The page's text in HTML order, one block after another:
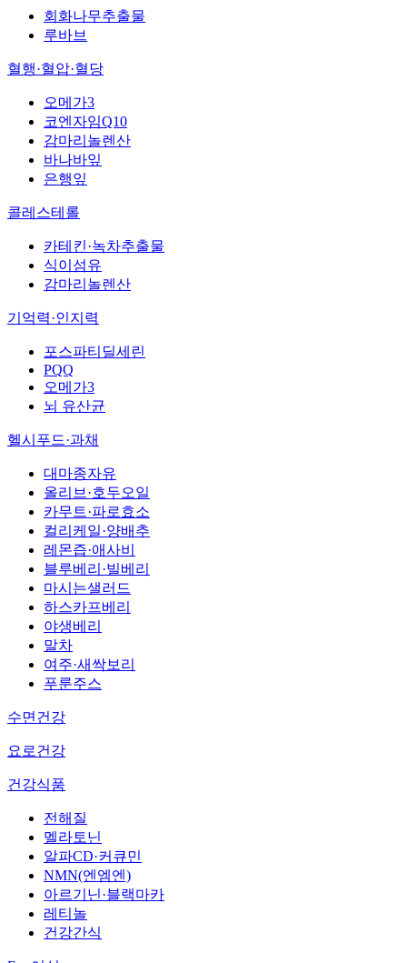
회화나무추출물
루바브
혈행·혈압·혈당
오메가3
코엔자임Q10
감마리놀렌산
바나바잎
은행잎
콜레스테롤
카테킨·녹차추출물
식이섬유
감마리놀렌산
기억력·인지력
포스파티딜세린
PQQ
오메가3
뇌 유산균
헬시푸드·과채
대마종자유
올리브·호두오일
카무트·파로효소
컬리케일·양배추
레몬즙·애사비
블루베리·빌베리
마시는샐러드
하스카프베리
야생베리
말차
여주·새싹보리
푸룬주스
수면건강
요로건강
건강식품
전해질
멜라토닌
알파CD·커큐민
NMN(엔엠엔)
아르기닌·블랙마카
레티놀
건강간식